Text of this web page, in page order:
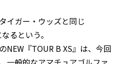
イガー・ウッズと同じ
るという。
NEW『TOUR B XS』は、今回